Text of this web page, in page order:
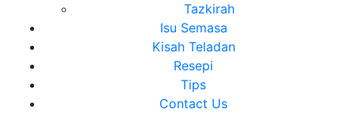
Tazkirah
Isu Semasa
Kisah Teladan
Resepi
Tips
Contact Us